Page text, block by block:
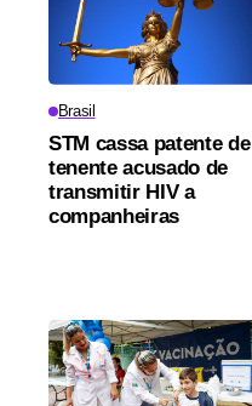
Brasil
STM cassa patente de
tenente acusado de
transmitir HIV a
companheiras